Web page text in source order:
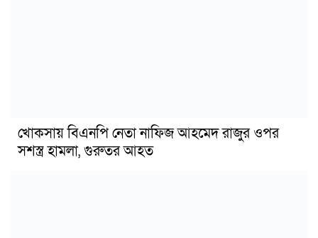
খোকসায় বিএনপি নেতা নাফিজ আহমেদ রাজুর ওপর
সশস্ত্র হামলা, গুরুতর আহত